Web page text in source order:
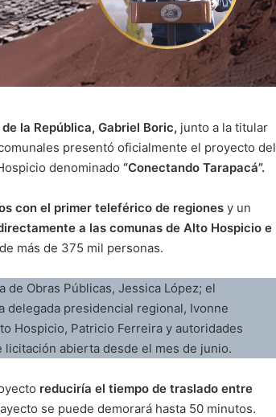
la República, Gabriel Boric, junto a la titular
presentó oficialmente el proyecto del
denominado “Conectando Tarapacá”.
con el primer teleférico de regiones y un
a las comunas de Alto Hospicio e
más de 375 mil personas.
de Obras Públicas, Jessica López; el
delegada presidencial regional, Ivonne
Hospicio, Patricio Ferreira y autoridades
abierta desde el mes de junio.
reduciría el tiempo de traslado entre
se puede demorará hasta 50 minutos.